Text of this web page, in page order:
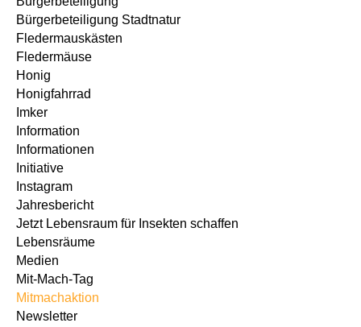
Bürgerbeteiligung Stadtnatur
Fledermauskästen
Fledermäuse
Honig
Honigfahrrad
Imker
Information
Informationen
Initiative
Instagram
Jahresbericht
Jetzt Lebensraum für Insekten schaffen
Lebensräume
Medien
Mit-Mach-Tag
Mitmachaktion
Newsletter